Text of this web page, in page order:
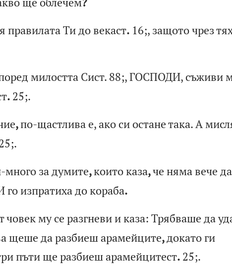
я правилатаТидо векаст.16;, защоточрезтя
ред милосттаСист.88;,ГОСПОДИ,съживи
.25;.
ие,по-щастлива е,акоси останетака.Амис
.
-многозадумите,които каза,че няма вече да
гоизпратихадо кораба.
човекмусе разгневииказа: Трябваше дау
а щеше даразбиеш арамейците,докатоги
и пътище разбиеш арамейцитест.25;.